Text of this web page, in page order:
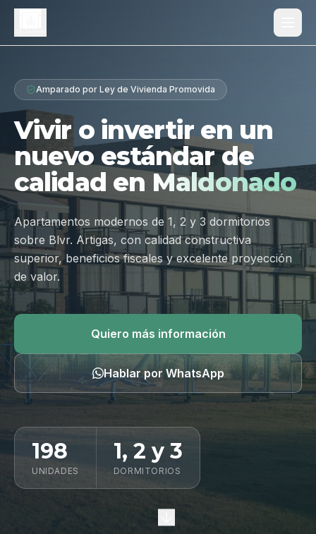
Proyecto
Diferenciales
Tipologías
Galería
Ubicación
Contacto
Hablar por WhatsApp
Amparado por Ley de Vivienda Promovida
Vivir o invertir en un
nuevo estándar de
calidad en Maldonado
Apartamentos modernos de 1, 2 y 3 dormitorios
sobre Blvr. Artigas, con calidad constructiva
superior, beneficios fiscales y excelente proyección
de valor.
Quiero más información
Hablar por WhatsApp
198
UNIDADES
1, 2 y 3
DORMITORIOS